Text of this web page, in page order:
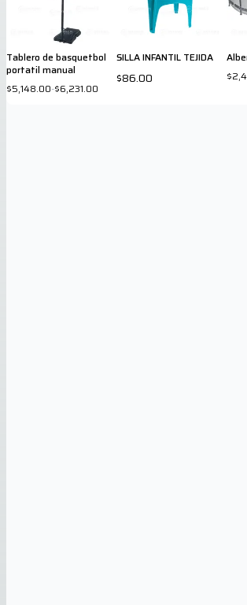
Tablero de basquetbol
portatil manual
$5,148.00-$6,231.00
SILLA INFANTIL TEJIDA
$86.00